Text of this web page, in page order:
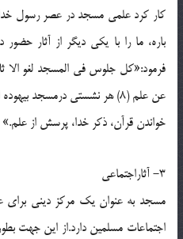
کار کرد علمی مسجد در عصر رسول
باره، ما را با یکی دیگر از آثار
فرمود:«کل جلوس فی المسجد لغو الا
عن علم (8) هر نشستی درمسجد
خواندن قرآن، ذکر خدا، پرسش از علم.»
3- آثاراجتماعی
مسجد به عنوان یک مرکز دینی
اجتماعات مسلمین دارد.از این جهت